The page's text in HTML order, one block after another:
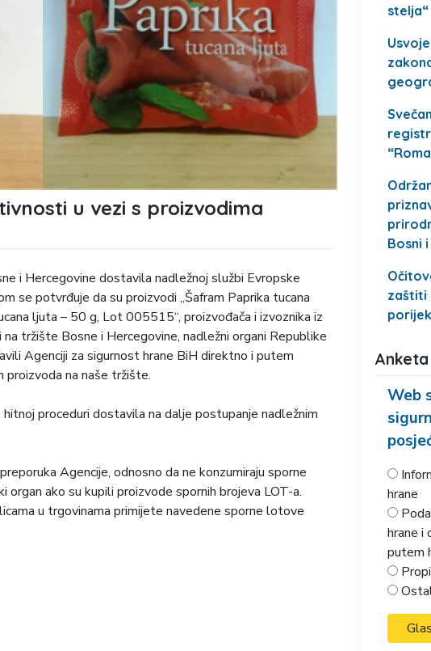
u vezi s proizvodima
i Hercegovine dostavila nadležnoj službi Evropske
se potvrđuje da su proizvodi „Šafram Paprika tucana
ljuta – 50 g, Lot 005515“, proizvođača i izvoznika iz
tržište Bosne i Hercegovine, nadležni organi Republike
Agenciji za sigurnost hrane BiH direktno i putem
proizvoda na naše tržište.
proceduri dostavila na dalje postupanje nadležnim
Agencije, odnosno da ne konzumiraju sporne
ako su kupili proizvode spornih brojeva LOT-a.
u trgovinama primijete navedene sporne lotove
stelja“
Bosni
zaštiti
Anketa
Web
hrane
hrane i
putem